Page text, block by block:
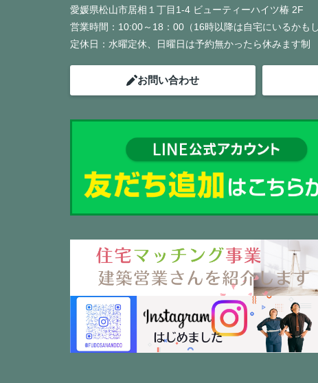
今後もよろしくお願いいたします♪
愛媛県松山市居相１丁目1-4 ビューティーハイツ椿 2F
営業時間： 10:00～18：00（16時以降は自宅にいるかも
定休日： 水曜定休、日曜日は予約無かったら休みます制
お問い合わせ